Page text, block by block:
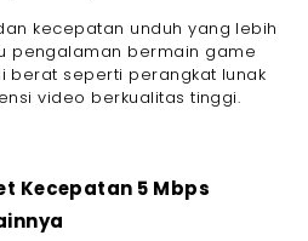
kecepatan unduh yang lebih
pengalaman bermain game
berat seperti perangkat lunak
video berkualitas tinggi.
Kecepatan 5 Mbps